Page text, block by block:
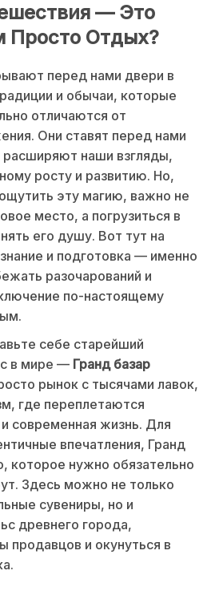
— Это
Просто Отдых?
перед нами двери в
и обычаи, которые
отличаются от
Они ставят перед нами
расширяют наши взгляды,
росту и развитию. Но,
эту магию, важно не
место, а погрузиться в
его душу. Вот тут на
и подготовка — именно
разочарований и
по-настоящему
себе старейший
в мире — Гранд базар
рынок с тысячами лавок,
где переплетаются
и современная жизнь. Для
впечатления, Гранд
которое нужно обязательно
Здесь можно не только
сувениры, но и
древнего города,
продавцов и окунуться в